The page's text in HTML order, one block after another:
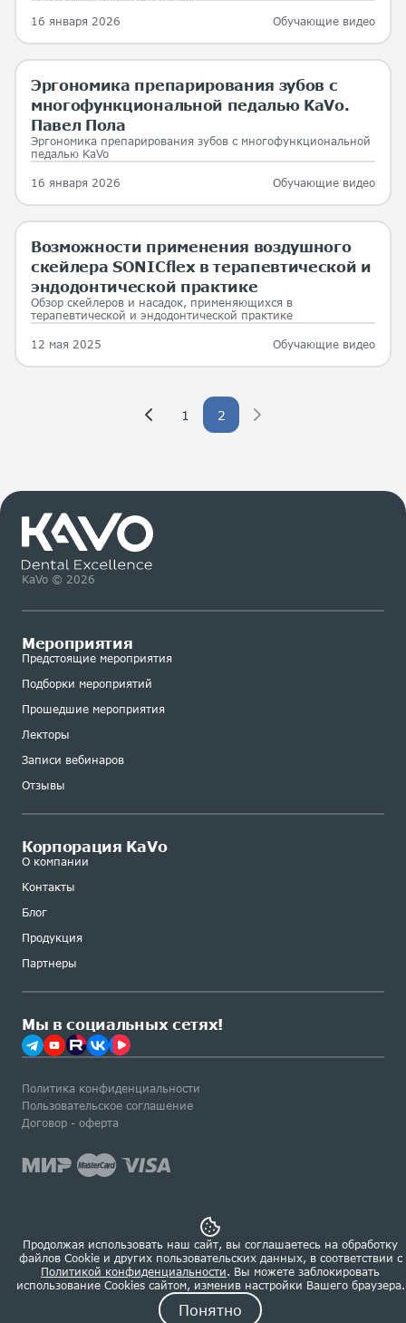
16 января 2026 Обучающие видео
Эргономика препарирования зубов с
многофункциональной педалью KaVo.
Павел Пола
Эргономика препарирования зубов с многофункциональной
педалью KaVo
16 января 2026 Обучающие видео
Возможности применения воздушного
скейлера SONICflex в терапевтической и
эндодонтической практике
Обзор скейлеров и насадок, применяющихся в
терапевтической и эндодонтической практике
12 мая 2025 Обучающие видео
1 2
KaVo © 2026
Мероприятия
Предстоящие мероприятия
Подборки мероприятий
Прошедшие мероприятия
Лекторы
Записи вебинаров
Отзывы
Корпорация KaVo
О компании
Контакты
Блог
Продукция
Партнеры
Мы в социальных сетях!
Политика конфиденциальности
Пользовательское соглашение
Договор - оферта
Продолжая использовать наш сайт, вы соглашаетесь на обработку
файлов Сookie и других пользовательских данных, в соответствии с
Политикой конфиденциальности. Вы можете заблокировать
использование Cookies сайтом, изменив настройки Вашего браузера.
Понятно